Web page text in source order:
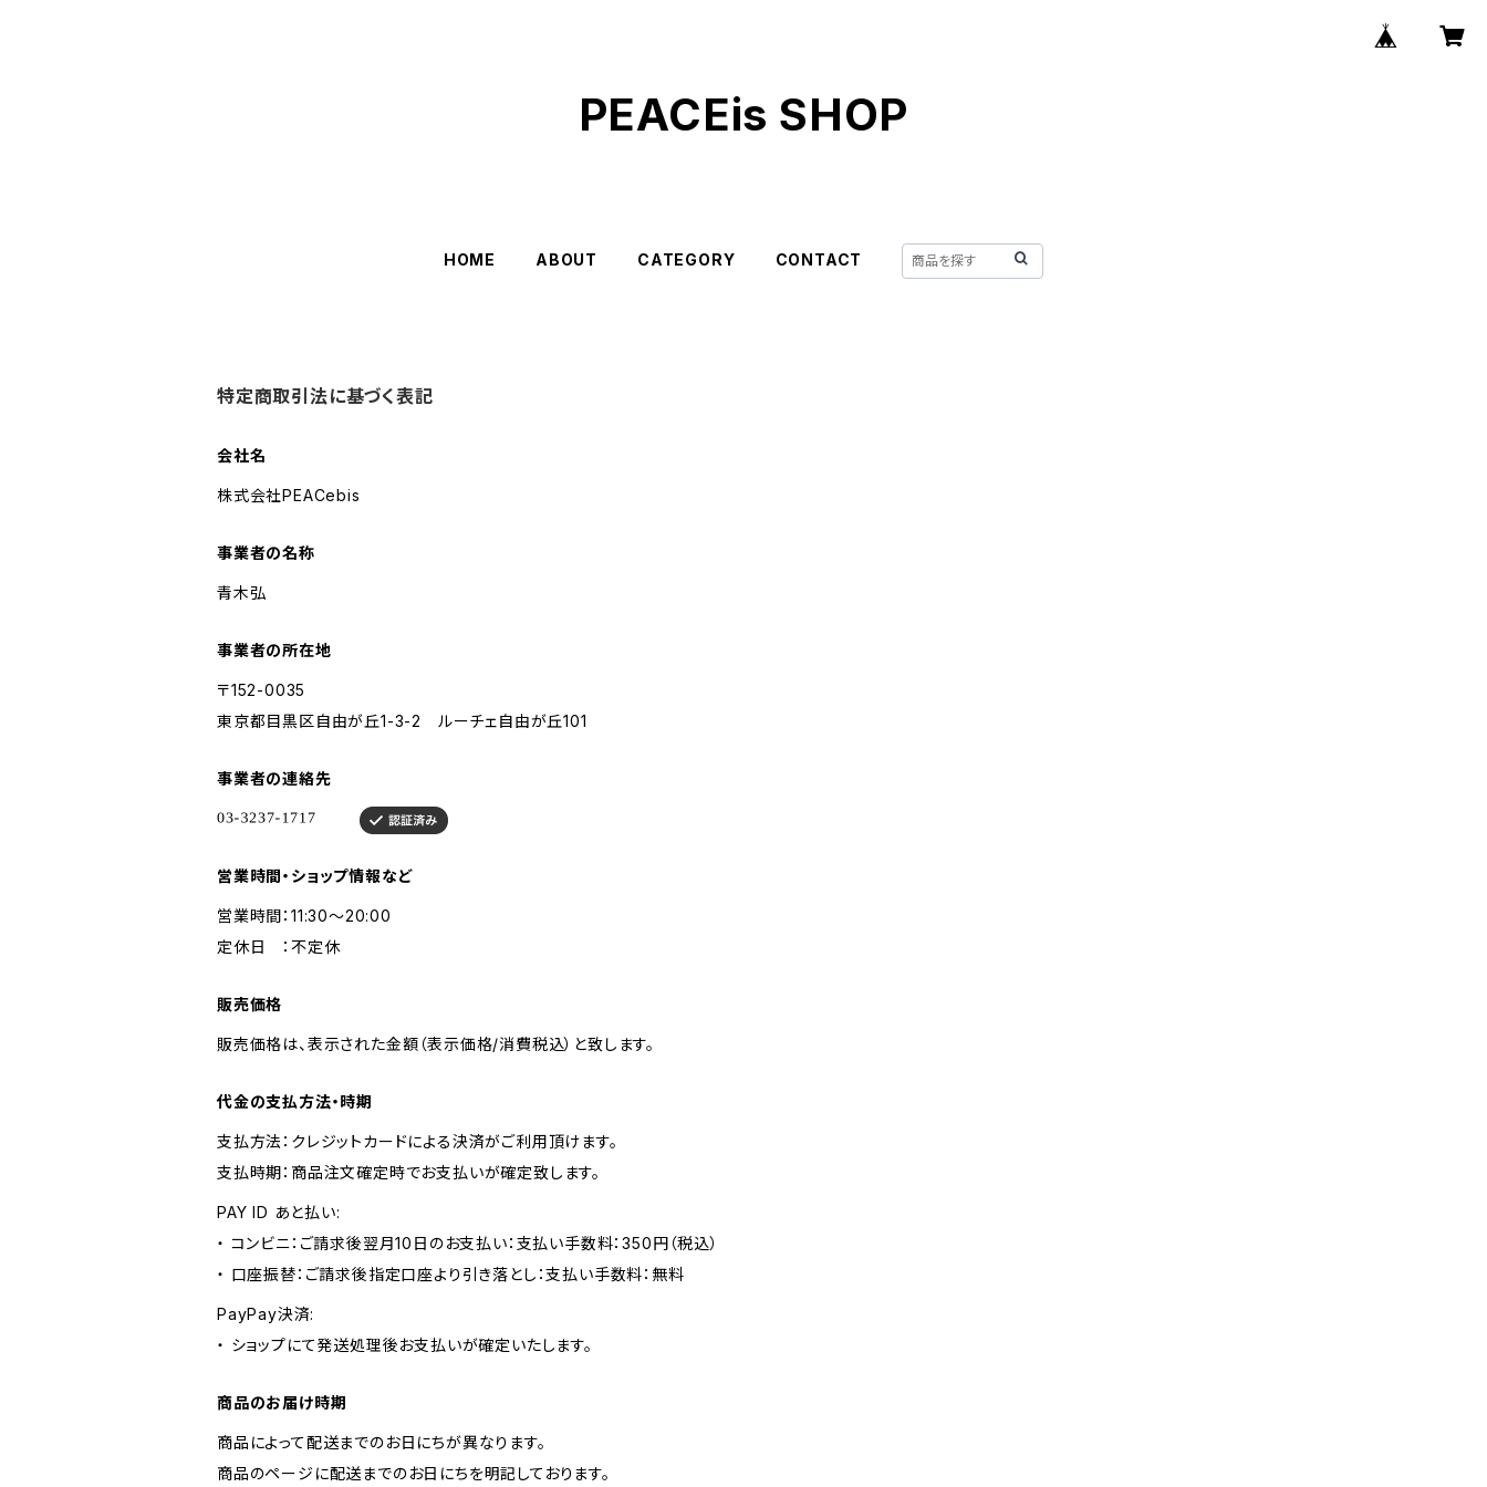
PEACEis SHOP
HOME ABOUT CATEGORY CONTACT
特定商取引法に基づく表記
会社名
株式会社PEACebis
事業者の名称
青木弘
事業者の所在地
〒152-0035
東京都目黒区自由が丘1-3-2 ルーチェ自由が丘101
事業者の連絡先
営業時間・ショップ情報など
営業時間：11:30～20:00
定休日 ：不定休
販売価格
販売価格は、表示された金額（表示価格/消費税込）と致します。
代金の支払方法・時期
支払方法：クレジットカードによる決済がご利用頂けます。
支払時期：商品注文確定時でお支払いが確定致します。
PAY ID あと払い:
・ コンビニ：ご請求後翌月10日のお支払い：支払い手数料：350円（税込）
・ 口座振替：ご請求後指定口座より引き落とし：支払い手数料：無料
PayPay決済:
・ ショップにて発送処理後お支払いが確定いたします。
商品のお届け時期
商品によって配送までのお日にちが異なります。
商品のページに配送までのお日にちを明記しております。